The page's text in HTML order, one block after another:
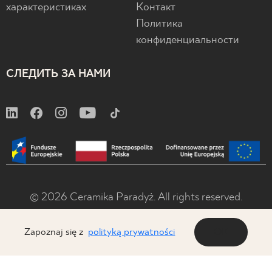
характеристиках
Контакт
Политика
конфиденциальности
СЛЕДИТЬ ЗА НАМИ
© 2026 Ceramika Paradyż. All rights reserved.
Zapoznaj się z polityką prywatności